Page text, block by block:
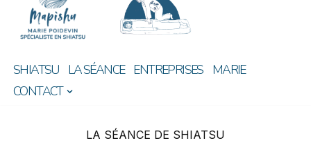
contenu
SHIATSU LA SÉANCE ENTREPRISES MARIE
CONTACT
LA SÉANCE DE SHIATSU